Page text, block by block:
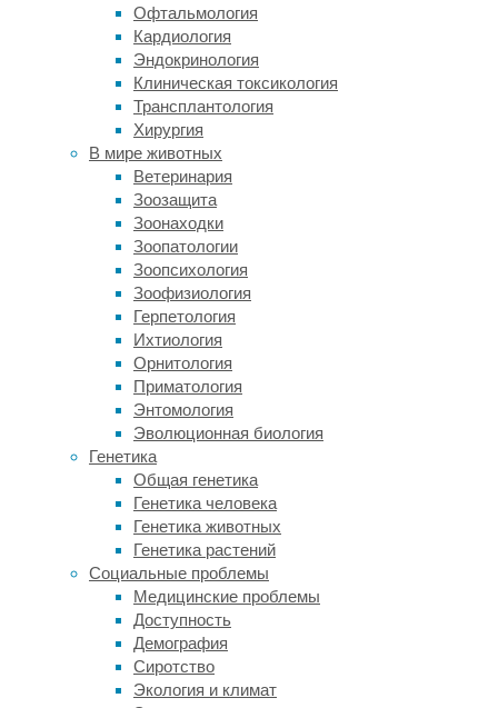
Офтальмология
Кардиология
Эндокринология
Клиническая токсикология
Трансплантология
Хирургия
В мире животных
Ветеринария
Зоозащита
Зоонаходки
Зоопатологии
Зоопсихология
Зоофизиология
Герпетология
Ихтиология
Орнитология
Приматология
Энтомология
Эволюционная биология
Генетика
Общая генетика
Генетика человека
Генетика животных
Генетика растений
Социальные проблемы
Медицинские проблемы
Доступность
Демография
Сиротство
Экология и климат
заболевания
комары
заслужили
титул
самого
смертоносного
животного.
Самцы
комаров
безобидны,
самкам
созревания
требуется
кровь.
Неудивительно,
уже
более
ведутся
интенсивные
исследования
на предмет
того,